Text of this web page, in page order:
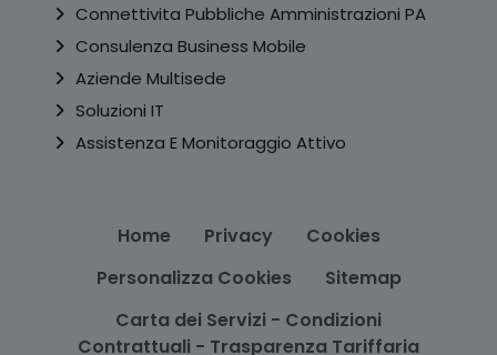
Connettivita Pubbliche Amministrazioni PA
Consulenza Business Mobile
Aziende Multisede
Soluzioni IT
Assistenza E Monitoraggio Attivo
Home Privacy
Cookies
Personalizza Cookies
Sitemap
Carta dei Servizi - Condizioni
Contrattuali - Trasparenza Tariffaria